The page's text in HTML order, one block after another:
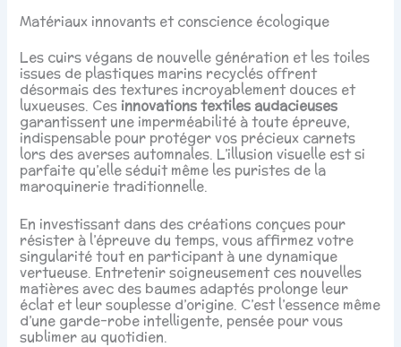
Matériaux innovants et conscience écologique
Les cuirs végans de nouvelle génération et les toiles
issues de plastiques marins recyclés offrent
désormais des textures incroyablement douces et
luxueuses. Ces innovations textiles audacieuses
garantissent une imperméabilité à toute épreuve,
indispensable pour protéger vos précieux carnets
lors des averses automnales. L’illusion visuelle est si
parfaite qu’elle séduit même les puristes de la
maroquinerie traditionnelle.
En investissant dans des créations conçues pour
résister à l’épreuve du temps, vous affirmez votre
singularité tout en participant à une dynamique
vertueuse. Entretenir soigneusement ces nouvelles
matières avec des baumes adaptés prolonge leur
éclat et leur souplesse d’origine. C’est l’essence même
d’une garde-robe intelligente, pensée pour vous
sublimer au quotidien.